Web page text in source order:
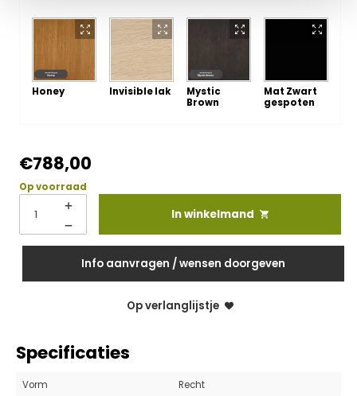
Honey Invisible lak
Mystic
Brown
Mat Zwart
gespoten
€788,00
Op voorraad
In winkelmand
Info aanvragen / wensen doorgeven
Op verlanglijstje
Specificaties
Vorm Recht